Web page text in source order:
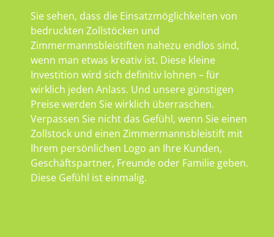
Sie sehen, dass die Einsatzmöglichkeiten von
bedruckten Zollstöcken und
Zimmermannsbleistiften nahezu endlos sind,
wenn man etwas kreativ ist. Diese kleine
Investition wird sich definitiv lohnen – für
wirklich jeden Anlass. Und unsere günstigen
Preise werden Sie wirklich überraschen.
Verpassen Sie nicht das Gefühl, wenn Sie einen
Zollstock und einen Zimmermannsbleistift mit
Ihrem persönlichen Logo an Ihre Kunden,
Geschäftspartner, Freunde oder Familie geben.
Diese Gefühl ist einmalig.